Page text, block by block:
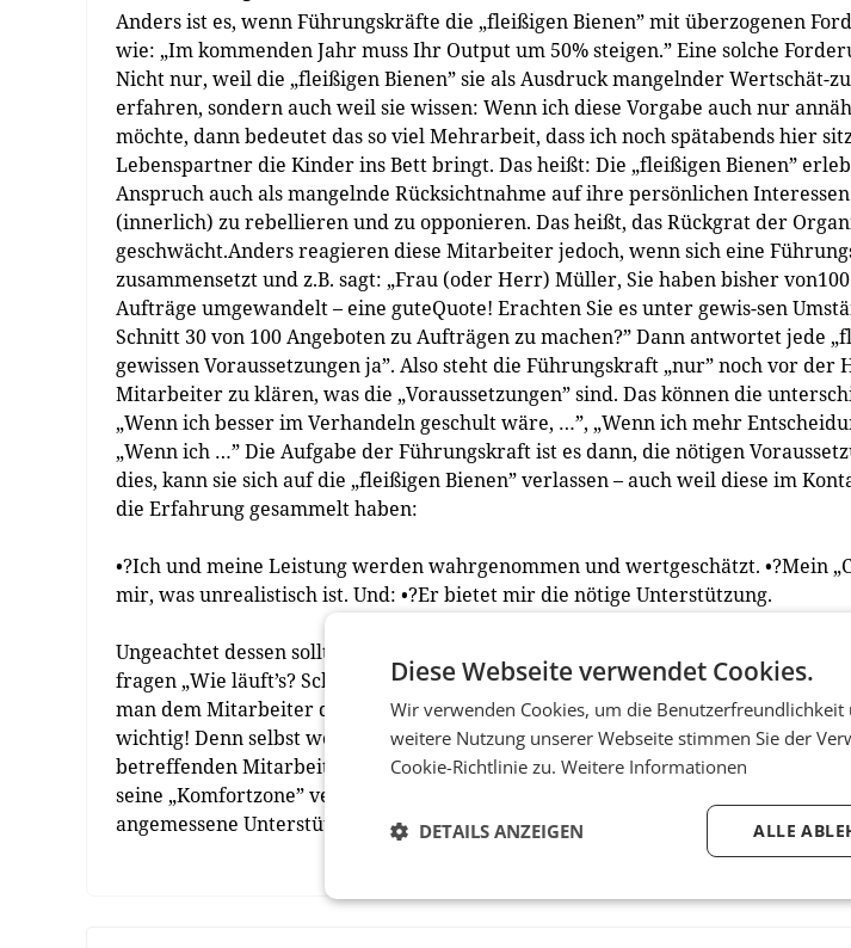
Anders ist es, wenn Führungskräfte die „fleißigen Bienen” mit überzogenen
wie: „Im kommenden Jahr muss Ihr Output um 50% steigen.” Eine solche
Nicht nur, weil die „fleißigen Bienen” sie als Ausdruck mangelnder Wertschät-
erfahren, sondern auch weil sie wissen: Wenn ich diese Vorgabe auch nur
möchte, dann bedeutet das so viel Mehrarbeit, dass ich noch spätabends hier
Lebenspartner die Kinder ins Bett bringt. Das heißt: Die „fleißigen Bienen”
Anspruch auch als mangelnde Rücksichtnahme auf ihre persönlichen
(innerlich) zu rebellieren und zu opponieren. Das heißt, das Rückgrat der
geschwächt.Anders reagieren diese Mitarbeiter jedoch, wenn sich eine
zusammensetzt und z.B. sagt: „Frau (oder Herr) Müller, Sie haben bisher
Aufträge umgewandelt – eine guteQuote! Erachten Sie es unter gewis-sen
Schnitt 30 von 100 Angeboten zu Aufträgen zu machen?” Dann antwortet jede
gewissen Voraussetzungen ja”. Also steht die Führungskraft „nur” noch vor
Mitarbeiter zu klären, was die „Voraussetzungen” sind. Das können die
„Wenn ich besser im Verhandeln geschult wäre, …”, „Wenn ich mehr
„Wenn ich …” Die Aufgabe der Führungskraft ist es dann, die nötigen
dies, kann sie sich auf die „fleißigen Bienen” verlassen – auch weil diese im
die Erfahrung gesammelt haben:
•?Ich und meine Leistung werden wahrgenommen und wertgeschätzt. •?Mein
mir, was unrealistisch ist. Und: •?Er bietet mir die nötige Unterstützung.
Ungeachtet dessen sollte die Führungskraft am Ball bleiben – also regelmäßig
fragen „Wie läuft’s? Schaffen Sie es?” Und wenn das Signal „Nein” oder „Ich
man dem Mitarbeiter das Angebot unterbreiten: „Lassen Sie uns noch mal
wichtig! Denn selbst wenn die vereinbarten Ziele realistisch sind, dann setzt
betreffenden Mitarbeiter doch ein teilweise verändertes Verhalten voraus. Das
seine „Komfortzone” verlassen. Das fällt vielen „fleißigen Bienen” schwer. Also
angemessene Unterstützung.
Diese Webseite verwendet Cookies.
Wir verwenden Cookies, um die
weitere Nutzung unserer Webseite stimmen Sie der
Cookie-Richtlinie zu. Weitere Informationen
ALLE
DETAILS ANZEIGEN